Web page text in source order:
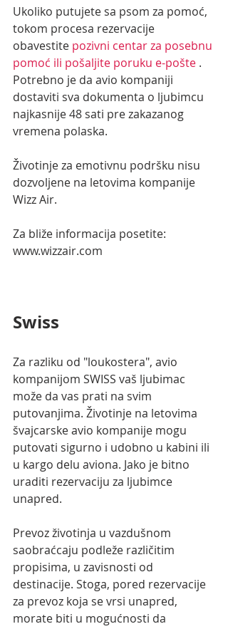
Ukoliko putujete sa psom za pomoć,
tokom procesa rezervacije
obavestite pozivni centar za posebnu
pomoć ili pošaljite poruku e-pošte .
Potrebno je da avio kompaniji
dostaviti sva dokumenta o ljubimcu
najkasnije 48 sati pre zakazanog
vremena polaska.
Životinje za emotivnu podršku nisu
dozvoljene na letovima kompanije
Wizz Air.
Za bliže informacija posetite:
www.wizzair.com
Swiss
Za razliku od "loukostera", avio
kompanijom SWISS vaš ljubimac
može da vas prati na svim
putovanjima. Životinje na letovima
švajcarske avio kompanije mogu
putovati sigurno i udobno u kabini ili
u kargo delu aviona. Jako je bitno
uraditi rezervaciju za ljubimce
unapred.
Prevoz životinja u vazdušnom
saobraćcaju podleže različitim
propisima, u zavisnosti od
destinacije. Stoga, pored rezervacije
za prevoz koja se vrsi unapred,
morate biti u mogućnosti da